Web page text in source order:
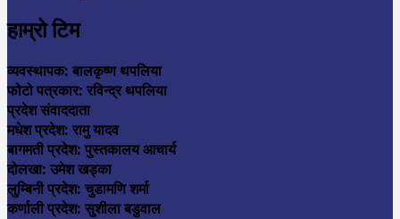
हाम्रो टिम
व्यवस्थापक: बालकृष्ण थपलिया
फोटो पत्रकार: रविन्द्र थपलिया
प्रदेश संवाददाता
मधेश प्रदेश: रामु यादव
बागमती प्रदेश: पुस्तकालय आचार्य
दोलखा: उमेश खड्का
लुम्बिनी प्रदेश: चुडामणि शर्मा
कर्णाली प्रदेश: सुशीला बडुवाल